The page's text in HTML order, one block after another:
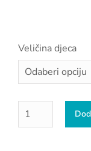
Veličina djeca